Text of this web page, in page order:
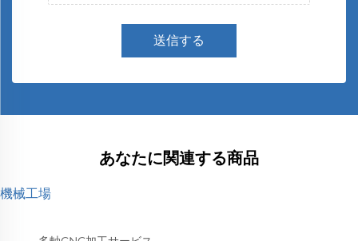
送信する
あなたに関連する商品
機械工場